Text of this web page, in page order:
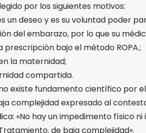
por los siguientes motivos:
un deseo y es su voluntad poder
del embarazo, por lo que su
prescripción bajo el método ROPA.;
la maternidad;
compartida.
existe fundamento científico por
complejidad expresado al
«No hay un impedimento físico
de baja complejidad».